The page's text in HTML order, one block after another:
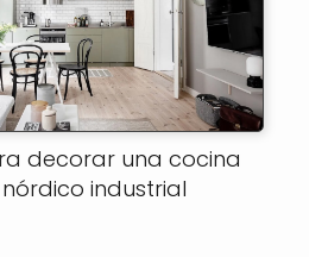
decorar una cocina
industrial